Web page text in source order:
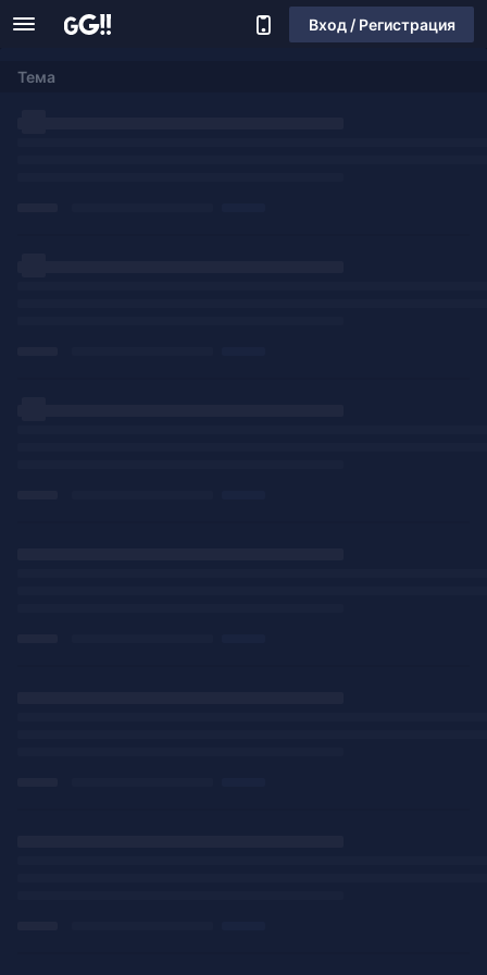
Вход / Регистрация
Тема